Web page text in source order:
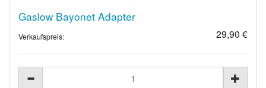
Gaslow Bayonet Adapter
Verkaufspreis: 29,90 €